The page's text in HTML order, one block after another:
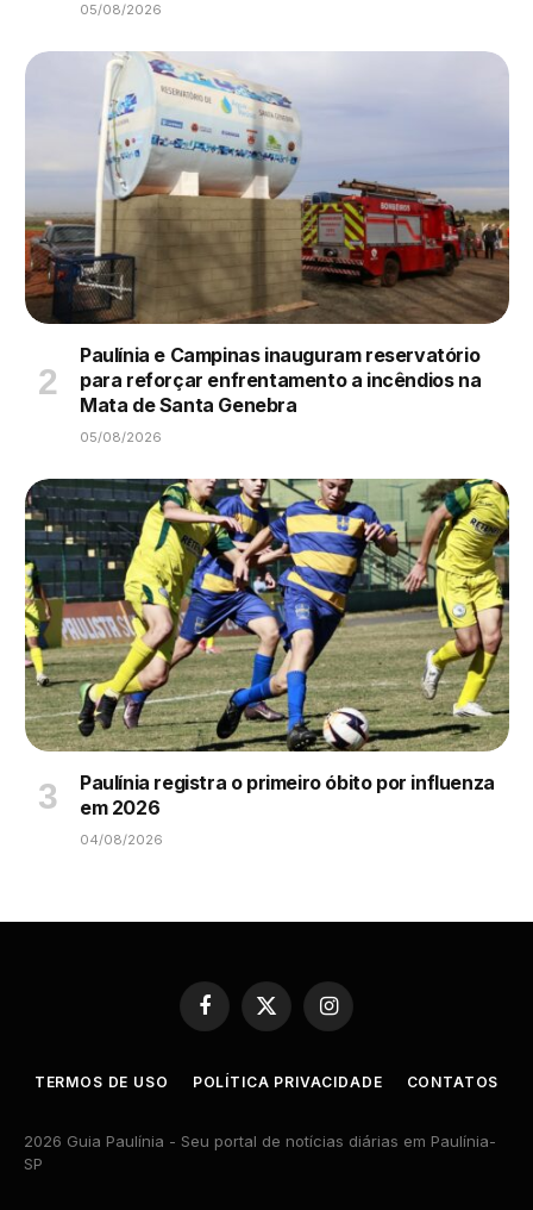
05/08/2026
Paulínia e Campinas inauguram reservatório
para reforçar enfrentamento a incêndios na
Mata de Santa Genebra
05/08/2026
Paulínia registra o primeiro óbito por influenza
em 2026
04/08/2026
Facebook
X
Instagram
TERMOS DE USO POLÍTICA PRIVACIDADE CONTATOS
2026 Guia Paulínia - Seu portal de notícias diárias em Paulínia-
SP